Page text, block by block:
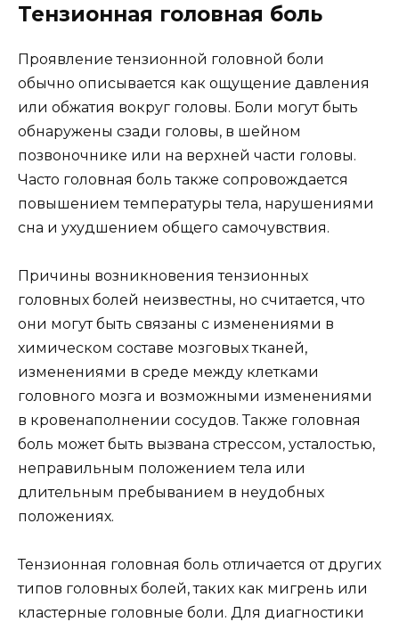
Тензионная головная боль
Проявление тензионной головной боли
обычно описывается как ощущение давления
или обжатия вокруг головы. Боли могут быть
обнаружены сзади головы, в шейном
позвоночнике или на верхней части головы.
Часто головная боль также сопровождается
повышением температуры тела, нарушениями
сна и ухудшением общего самочувствия.
Причины возникновения тензионных
головных болей неизвестны, но считается, что
они могут быть связаны с изменениями в
химическом составе мозговых тканей,
изменениями в среде между клетками
головного мозга и возможными изменениями
в кровенаполнении сосудов. Также головная
боль может быть вызвана стрессом, усталостью,
неправильным положением тела или
длительным пребыванием в неудобных
положениях.
Тензионная головная боль отличается от других
типов головных болей, таких как мигрень или
кластерные головные боли. Для диагностики